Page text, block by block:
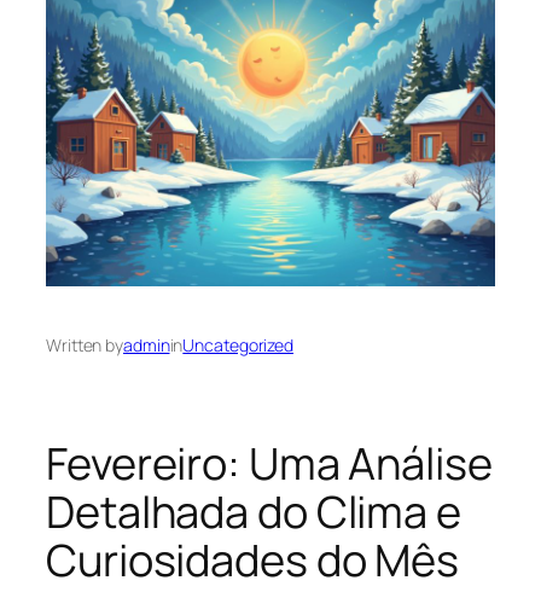
Written byadmininUncategorized
Fevereiro: Uma Análise
Detalhada do Clima e
Curiosidades do Mês